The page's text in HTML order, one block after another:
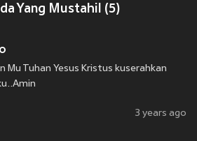
Yang Mustahil (5)
Mu Tuhan Yesus Kristus kuserahkan
3 years ago